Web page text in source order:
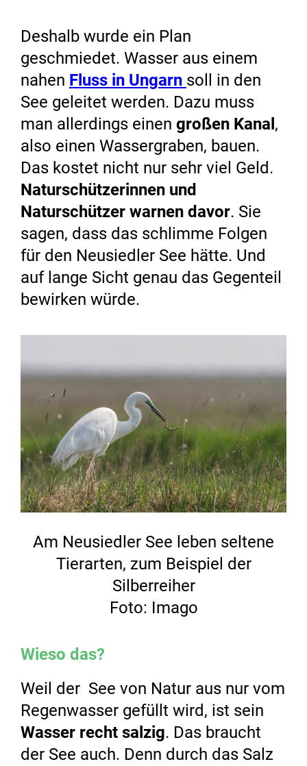
Deshalb wurde ein Plan
geschmiedet. Wasser aus einem
nahen Fluss in Ungarn soll in den
See geleitet werden. Dazu muss
man allerdings einen großen Kanal ,
also einen Wassergraben, bauen.
Das kostet nicht nur sehr viel Geld.
Naturschützerinnen und
Naturschützer warnen davor. Sie
sagen, dass das schlimme Folgen
für den Neusiedler See hätte. Und
auf lange Sicht genau das Gegenteil
bewirken würde.
Am Neusiedler See leben seltene
Tierarten, zum Beispiel der
Silberreiher
Foto: Imago
Wieso das?
Weil der See von Natur aus nur vom
Regenwasser gefüllt wird, ist sein
Wasser recht salzig. Das braucht
der See auch. Denn durch das Salz